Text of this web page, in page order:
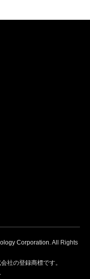
Corporation. All Rights
社の登録商標です。